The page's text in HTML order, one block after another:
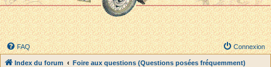
FAQ Connexion
Index du forum Foire aux questions (Questions posées fréquemment)